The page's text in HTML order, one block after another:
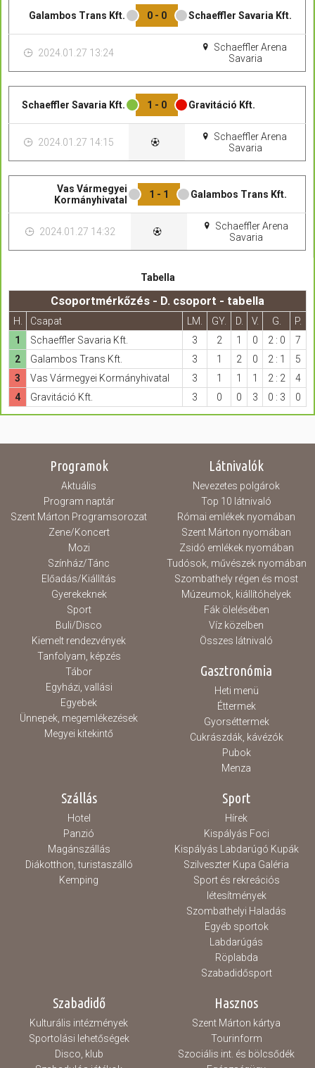
Galambos Trans Kft. 0 - 0 Schaeffler Savaria Kft.
2024.01.27 13:24
Schaeffler Arena
Savaria
Schaeffler Savaria Kft. 1 - 0 Gravitáció Kft.
2024.01.27 14:15
Schaeffler Arena
Savaria
Vas Vármegyei
Kormányhivatal
1 - 1 Galambos Trans Kft.
2024.01.27 14:32
Schaeffler Arena
Savaria
Tabella
Csoportmérkőzés - D. csoport - tabella
H. Csapat LM. GY. D. V. G.
P.
1
Schaeffler Savaria Kft. 3 2 1 0 2 : 0
7
2
Galambos Trans Kft. 3 1 2 0 2 : 1
5
3
Vas Vármegyei Kormányhivatal 3 1 1 1 2 : 2
4
4
Gravitáció Kft. 3 0 0 3 0 : 3 0
Programok
Aktuális
Program naptár
Szent Márton Programsorozat
Zene/Koncert
Mozi
Színház/Tánc
Előadás/Kiállítás
Gyerekeknek
Sport
Buli/Disco
Kiemelt rendezvények
Tanfolyam, képzés
Tábor
Egyházi, vallási
Egyebek
Ünnepek, megemlékezések
Megyei kitekintő
Látnivalók
Nevezetes polgárok
Top 10 látnivaló
Római emlékek nyomában
Szent Márton nyomában
Zsidó emlékek nyomában
Tudósok, művészek nyomában
Szombathely régen és most
Múzeumok, kiállítóhelyek
Fák ölelésében
Víz közelben
Összes látnivaló
Gasztronómia
Heti menü
Éttermek
Gyorséttermek
Cukrászdák, kávézók
Pubok
Menza
Szállás
Hotel
Panzió
Magánszállás
Diákotthon, turistaszálló
Kemping
Sport
Hírek
Kispályás Foci
Kispályás Labdarúgó Kupák
Szilveszter Kupa Galéria
Sport és rekreációs
létesítmények
Szombathelyi Haladás
Egyéb sportok
Labdarúgás
Röplabda
Szabadidősport
Szabadidő
Kulturális intézmények
Sportolási lehetőségek
Disco, klub
Hasznos
Szent Márton kártya
Tourinform
Szociális int. és bölcsődék